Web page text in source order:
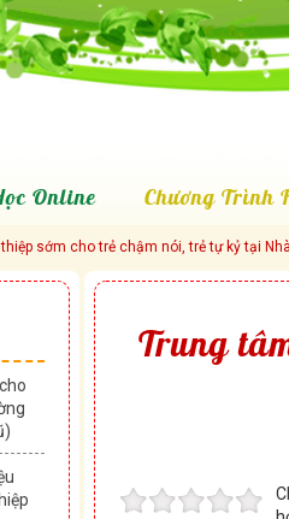
Online Chương Trình
sớm cho trẻ chậm nói, trẻ tự kỷ tại
Trung